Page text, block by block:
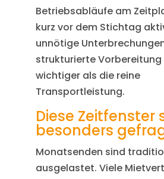
Betriebsabläufe am
kurz vor dem Stichtag
unnötige
strukturierte
wichtiger als die reine
Transportleistung.
Diese Zeitfenster
besonders
Monatsenden sind
ausgelastet. Viele